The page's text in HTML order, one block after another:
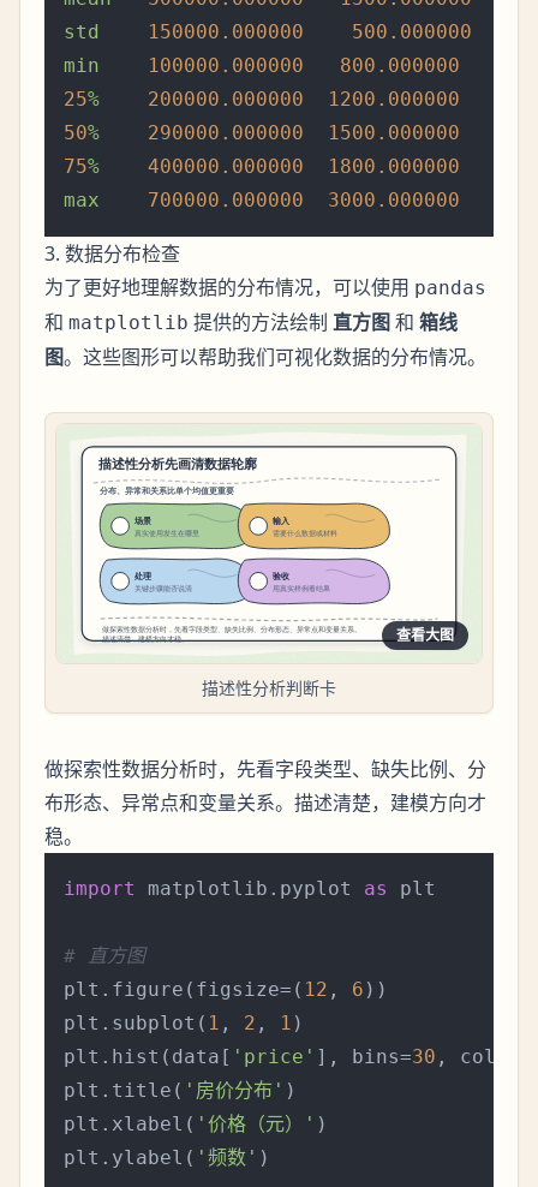
std
150000.000000 500.000000
min
100000.000000 800.000000
25% 200000.000000 1200.000000
50% 290000.000000 1500.000000
75% 400000.000000 1800.000000
max
700000.000000 3000.000000
3. 数据分布检查
为了更好地理解数据的分布情况，可以使用 pandas
和 matplotlib 提供的方法绘制 直方图 和 箱线
图。这些图形可以帮助我们可视化数据的分布情况。
查看大图
描述性分析判断卡
做探索性数据分析时，先看字段类型、缺失比例、分
布形态、异常点和变量关系。描述清楚，建模方向才
稳。
import matplotlib.pyplot as plt
# 直方图
plt.figure(figsize=( 12 , 6 ))
plt.subplot( 1 , 2 , 1 )
plt.hist(data[ 'price' ], bins=30 , color=
plt.title( '房价分布' )
plt.xlabel( '价格（元）' )
plt.ylabel( '频数' )